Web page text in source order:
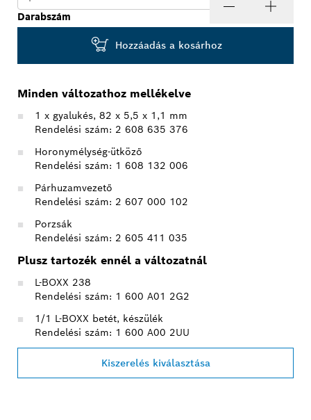
Darabszám
Hozzáadás a kosárhoz
Minden változathoz mellékelve
1 x gyalukés, 82 x 5,5 x 1,1 mm
Rendelési szám: 2 608 635 376
Horonymélység-ütköző
Rendelési szám: 1 608 132 006
Párhuzamvezető
Rendelési szám: 2 607 000 102
Porzsák
Rendelési szám: 2 605 411 035
Plusz tartozék ennél a változatnál
L-BOXX 238
Rendelési szám: 1 600 A01 2G2
1/1 L-BOXX betét, készülék
Rendelési szám: 1 600 A00 2UU
Kiszerelés kiválasztása